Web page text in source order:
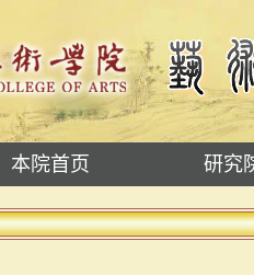
本院首页 研究